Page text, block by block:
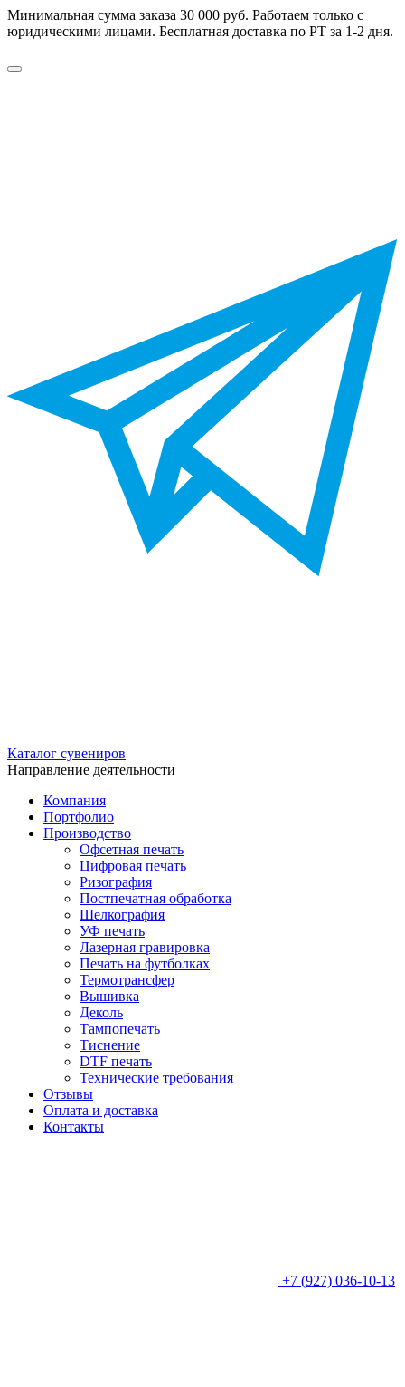
Минимальная сумма заказа 30 000 руб. Работаем только с
юридическими лицами. Бесплатная доставка по РТ за 1-2 дня.
Каталог сувениров
Направление деятельности
Компания
Портфолио
Производство
Офсетная печать
Цифровая печать
Ризография
Постпечатная обработка
Шелкография
УФ печать
Лазерная гравировка
Печать на футболках
Термотрансфер
Вышивка
Деколь
Тампопечать
Тиснение
DTF печать
Технические требования
Отзывы
Оплата и доставка
Контакты
+7 (927) 036-10-13